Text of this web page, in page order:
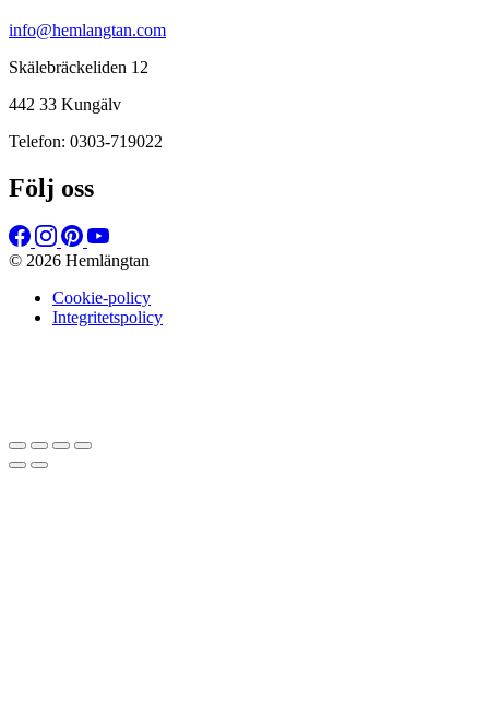
info@hemlangtan.com
Skälebräckeliden 12
442 33 Kungälv
Telefon: 0303-719022
Följ oss
© 2026 Hemlängtan
Cookie-policy
Integritetspolicy